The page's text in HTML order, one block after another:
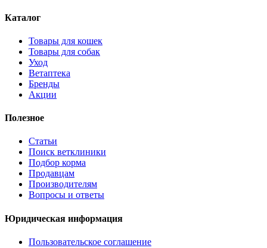
Каталог
Товары для кошек
Товары для собак
Уход
Ветаптека
Бренды
Акции
Полезное
Статьи
Поиск ветклиники
Подбор корма
Продавцам
Производителям
Вопросы и ответы
Юридическая информация
Пользовательское соглашение